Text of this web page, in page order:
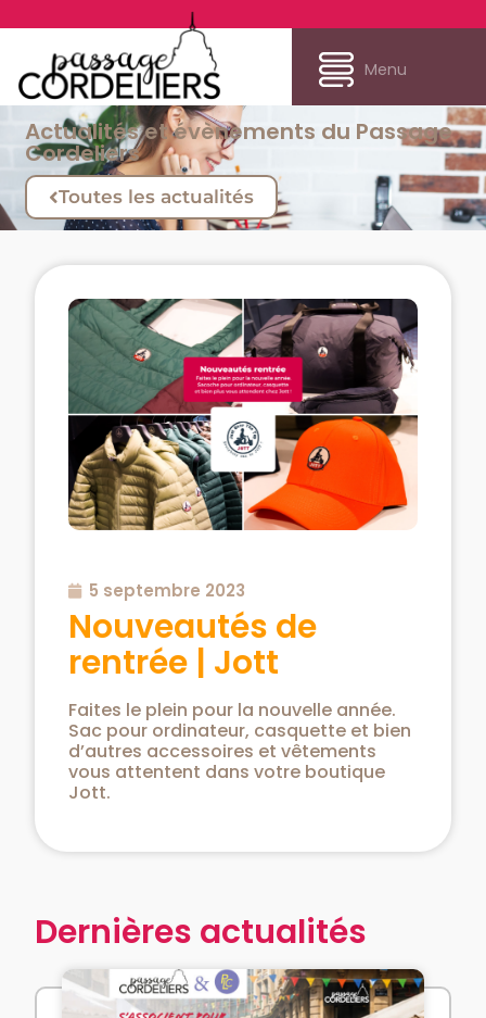
Menu
Actualités et évènements du Passage
Cordeliers
Toutes les actualités
5 septembre 2023
Nouveautés de
rentrée | Jott
Faites le plein pour la nouvelle année.
Sac pour ordinateur, casquette et bien
d’autres accessoires et vêtements
vous attentent dans votre boutique
Jott.
Dernières actualités